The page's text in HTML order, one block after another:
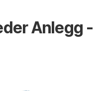
Anlegg -